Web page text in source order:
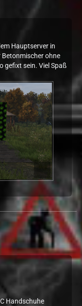
Hauptserver in
Betonmischer ohne
gefixt sein. Viel Spaß
Handschuhe